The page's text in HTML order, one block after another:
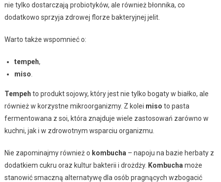
nie tylko dostarczają probiotyków, ale również błonnika, co
dodatkowo sprzyja zdrowej florze bakteryjnej jelit.
Warto także wspomnieć o:
tempeh,
miso
Tempeh to produkt sojowy, który jest nie tylko bogaty w białko, ale
również w korzystne mikroorganizmy. Z kolei miso to pasta
fermentowana z soi, która znajduje wiele zastosowań zarówno w
kuchni, jak i w zdrowotnym wsparciu organizmu.
Nie zapominajmy również o kombucha – napoju na bazie herbaty z
dodatkiem cukru oraz kultur bakterii i drożdży. Kombucha może
stanowić smaczną alternatywę dla osób pragnących wzbogacić